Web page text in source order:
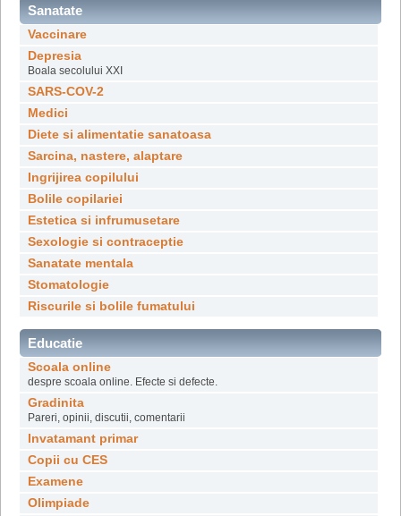
Sanatate
Vaccinare
Depresia
Boala secolului XXI
SARS-COV-2
Medici
Diete si alimentatie sanatoasa
Sarcina, nastere, alaptare
Ingrijirea copilului
Bolile copilariei
Estetica si infrumusetare
Sexologie si contraceptie
Sanatate mentala
Stomatologie
Riscurile si bolile fumatului
Educatie
Scoala online
despre scoala online. Efecte si defecte.
Gradinita
Pareri, opinii, discutii, comentarii
Invatamant primar
Copii cu CES
Examene
Olimpiade